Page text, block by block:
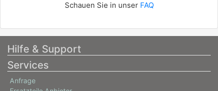
Schauen Sie in unser FAQ
Hilfe & Support
Services
Anfrage